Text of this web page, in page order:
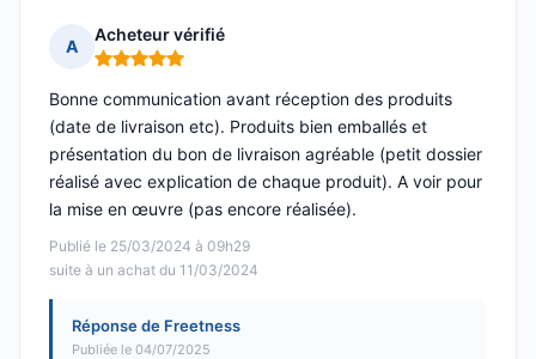
A
Acheteur vérifié
Note : 5 sur 5
Publié le 25/03/2024 à 09h29
suite à un achat du 11/03/2024
Bonne communication avant réception des produits
(date de livraison etc). Produits bien emballés et
présentation du bon de livraison agréable (petit dossier
réalisé avec explication de chaque produit). A voir pour
la mise en œuvre (pas encore réalisée).
Réponse de Freetness
Publiée le 04/07/2025